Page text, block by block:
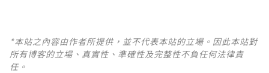
*本站之內容由作者所提供，並不代表本站的立場。因此本站對
所有博客的立場、真實性、準確性及完整性不負任何法律責
任。